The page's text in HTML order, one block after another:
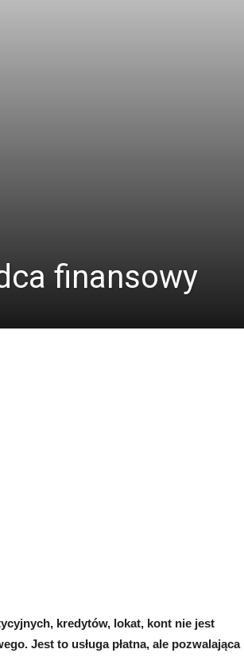
finansowy
kredytów, lokat, kont nie jest
Jest to usługa płatna, ale pozwalająca